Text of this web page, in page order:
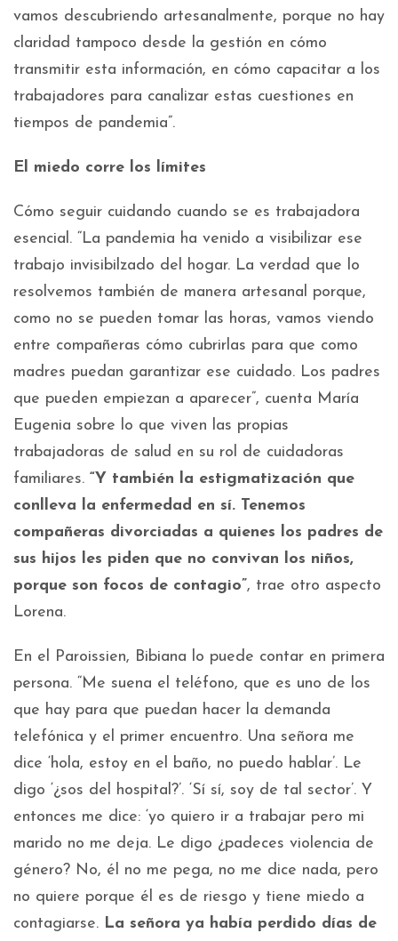
vamos descubriendo artesanalmente, porque no hay
claridad tampoco desde la gestión en cómo
transmitir esta información, en cómo capacitar a los
trabajadores para canalizar estas cuestiones en
tiempos de pandemia”.
El miedo corre los límites
Cómo seguir cuidando cuando se es trabajadora
esencial. “La pandemia ha venido a visibilizar ese
trabajo invisibilzado del hogar. La verdad que lo
resolvemos también de manera artesanal porque,
como no se pueden tomar las horas, vamos viendo
entre compañeras cómo cubrirlas para que como
madres puedan garantizar ese cuidado. Los padres
que pueden empiezan a aparecer”, cuenta María
Eugenia sobre lo que viven las propias
trabajadoras de salud en su rol de cuidadoras
familiares. “Y también la estigmatización que
conlleva la enfermedad en sí. Tenemos
compañeras divorciadas a quienes los padres de
sus hijos les piden que no convivan los niños,
porque son focos de contagio”, trae otro aspecto
Lorena.
En el Paroissien, Bibiana lo puede contar en primera
persona. “Me suena el teléfono, que es uno de los
que hay para que puedan hacer la demanda
telefónica y el primer encuentro. Una señora me
dice ‘hola, estoy en el baño, no puedo hablar’. Le
digo ‘¿sos del hospital?’. ‘Sí sí, soy de tal sector’. Y
entonces me dice: ‘yo quiero ir a trabajar pero mi
marido no me deja. Le digo ¿padeces violencia de
género? No, él no me pega, no me dice nada, pero
no quiere porque él es de riesgo y tiene miedo a
contagiarse. La señora ya había perdido días de